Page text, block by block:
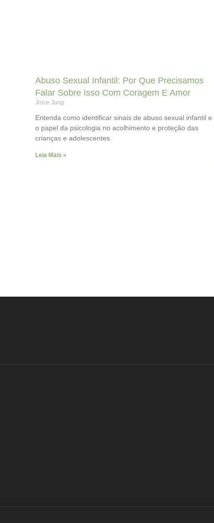
Abuso Sexual Infantil: Por Que Precisamos
Falar Sobre Isso Com Coragem E Amor
Joice Jung
Entenda como identificar sinais de abuso sexual infantil e
o papel da psicologia no acolhimento e proteção das
crianças e adolescentes.
Leia Mais »